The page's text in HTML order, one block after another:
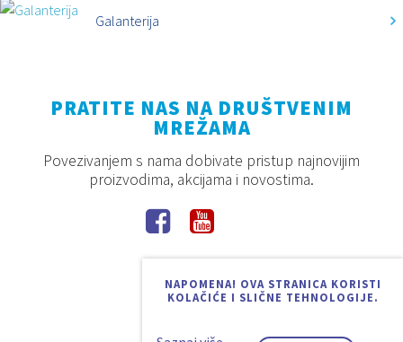
Galanterija
NAPOMENA! OVA STRANICA KORISTI
KOLAČIĆE I SLIČNE TEHNOLOGIJE.
PRATITE NAS NA DRUŠTVENIM
MREŽAMA
Povezivanjem s nama dobivate pristup najnovijim
proizvodima, akcijama i novostima.